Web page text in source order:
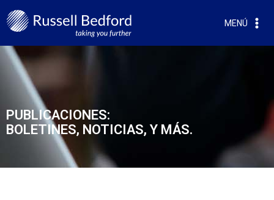
MENÚ
PUBLICACIONES:
BOLETINES, NOTICIAS, Y MÁS.